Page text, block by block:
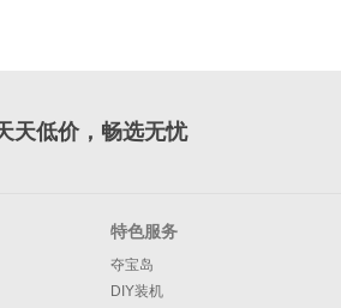
天低价，畅选无忧
特色服务
夺宝岛
DIY装机